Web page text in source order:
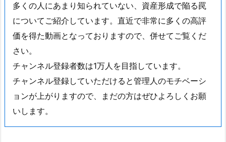
多くの人にあまり知られていない、資産形成で陥る罠
についてご紹介しています。直近で非常に多くの高評
価を得た動画となっておりますので、併せてご覧くだ
さい。
チャンネル登録者数は1万人を目指しています。
チャンネル登録していただけると管理人のモチベーシ
ョンが上がりますので、まだの方はぜひよろしくお願
いします。